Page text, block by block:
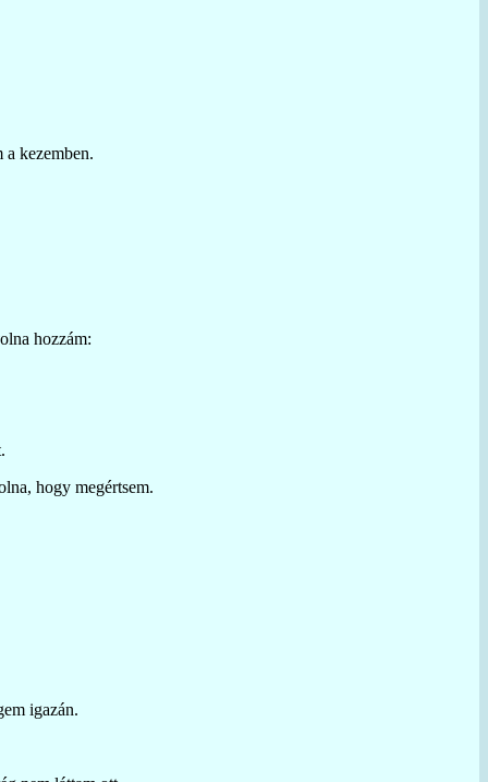
kezemben.
hozzám:
hogy megértsem.
igazán.